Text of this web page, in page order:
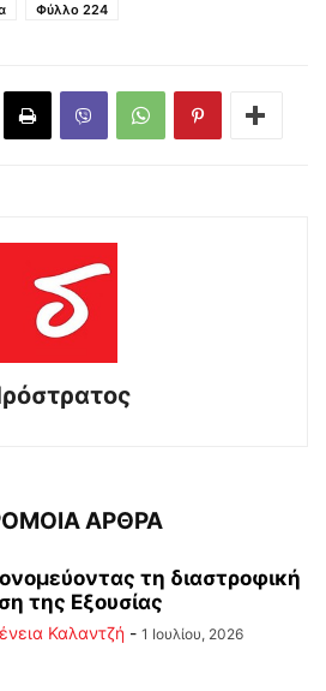
Φύλλο 224
ΑΡΘΡΑ
τη διαστροφική
της Εξουσίας
Καλαντζή - 1 Ιουλίου, 2026